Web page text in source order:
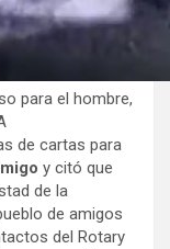
para el hombre,
de cartas para
y citó que
de la
de amigos
del Rotary